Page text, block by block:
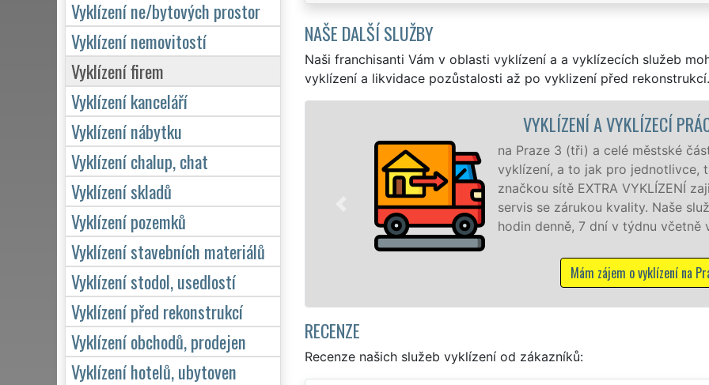
NAŠE DALŠÍ SLUŽBY
Naši franchisanti Vám v oblasti vyklízení a a vyklízecích služeb
vyklízení a likvidace pozůstalosti až po vyklizení před rekonstrukcí.
VYKLÍZENÍ A VYKLÍZECÍ
na Praze 3 (tři) a celé městské
vyklízení, a to jak pro jednotlivce,
značkou sítě EXTRA VYKLÍZENÍ
servis se zárukou kvality. Naše
hodin denně, 7 dní v týdnu včetně
Mám zájem o vyklízení na
RECENZE
Recenze našich služeb vyklízení od zákazníků:
Vyklízení ne/bytových prostor
Vyklízení nemovitostí
Vyklízení firem
Vyklízení kanceláří
Vyklízení nábytku
Vyklízení chalup, chat
Vyklízení skladů
Vyklízení pozemků
Vyklízení stavebních materiálů
Vyklízení stodol, usedlostí
Vyklízení před rekonstrukcí
Vyklízení obchodů, prodejen
Vyklízení hotelů, ubytoven